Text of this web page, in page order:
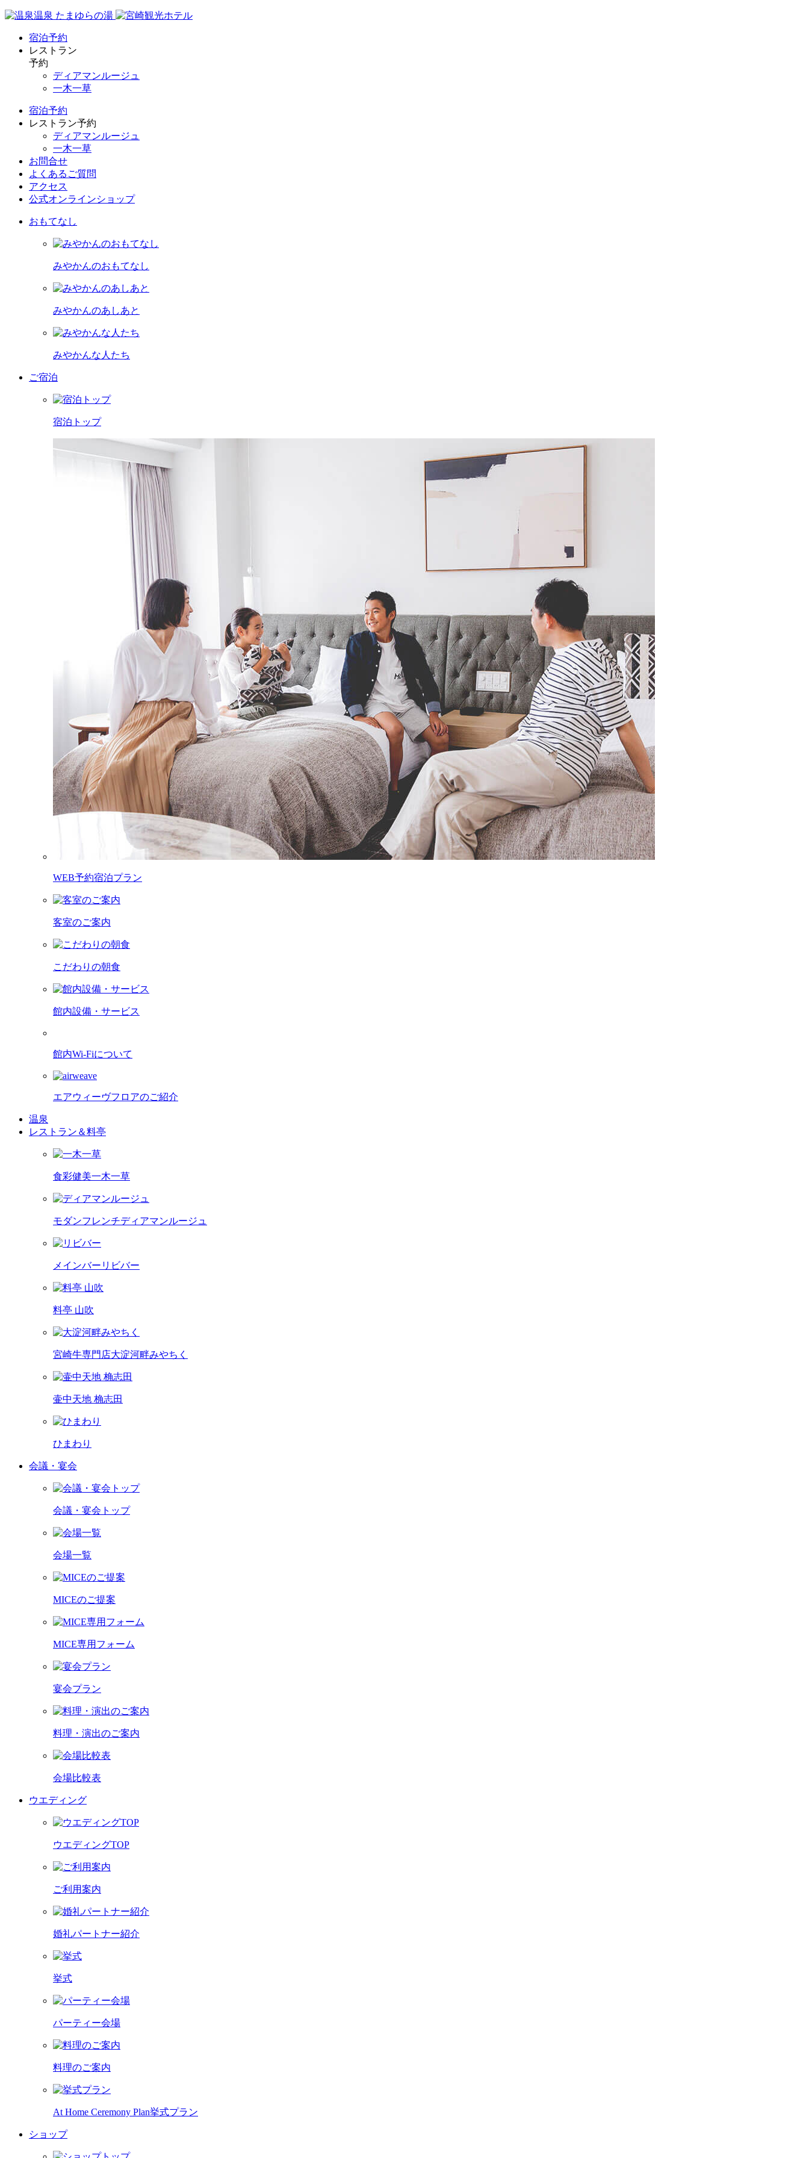
宿泊予約
レストラン
予約
ディアマンルージュ
一木一草
宿泊予約
レストラン予約
ディアマンルージュ
一木一草
お問合せ
よくあるご質問
アクセス
公式オンラインショップ
おもてなし
みやかんのおもてなし
みやかんのあしあと
みやかんな人たち
ご宿泊
宿泊トップ
WEB予約宿泊プラン
客室のご案内
こだわりの朝食
館内設備・サービス
館内Wi-Fiについて
エアウィーヴフロアのご紹介
温泉
レストラン＆料亭
食彩健美一木一草
モダンフレンチディアマンルージュ
メインバー リビバー
料亭 山吹
宮崎牛専門店大淀河畔みやちく
壷中天地 桷志田
ひまわり
会議・宴会
会議・宴会トップ
会場一覧
MICEのご提案
MICE専用フォーム
宴会プラン
料理・演出のご案内
会場比較表
ウエディング
ウエディングTOP
ご利用案内
婚礼パートナー紹介
挙式
パーティー会場
料理のご案内
At Home Ceremony Plan挙式プラン
ショップ